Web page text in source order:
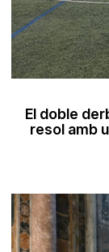
El doble
resol amb